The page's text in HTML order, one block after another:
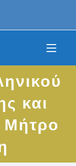
και
Μήτρο